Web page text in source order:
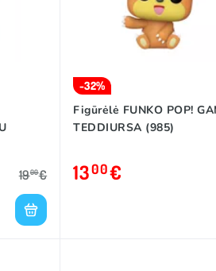
1900€
-32%
Figūrėlė FUNKO POP!
TEDDIURSA (985)
1300€